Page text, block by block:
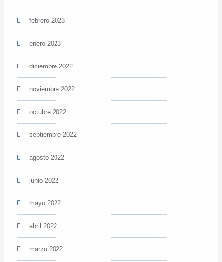
febrero 2023
enero 2023
diciembre 2022
noviembre 2022
octubre 2022
septiembre 2022
agosto 2022
junio 2022
mayo 2022
abril 2022
marzo 2022